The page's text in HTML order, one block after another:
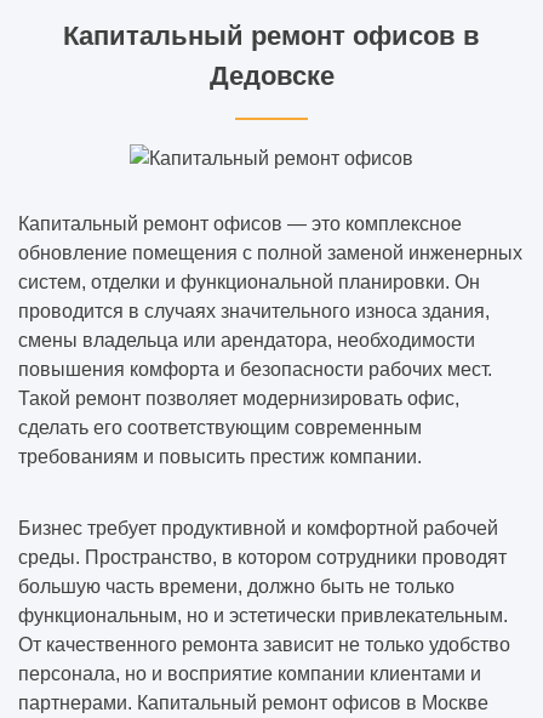
Капитальный ремонт офисов в
Дедовске
Капитальный ремонт офисов — это комплексное
обновление помещения с полной заменой инженерных
систем, отделки и функциональной планировки. Он
проводится в случаях значительного износа здания,
смены владельца или арендатора, необходимости
повышения комфорта и безопасности рабочих мест.
Такой ремонт позволяет модернизировать офис,
сделать его соответствующим современным
требованиям и повысить престиж компании.
Бизнес требует продуктивной и комфортной рабочей
среды. Пространство, в котором сотрудники проводят
большую часть времени, должно быть не только
функциональным, но и эстетически привлекательным.
От качественного ремонта зависит не только удобство
персонала, но и восприятие компании клиентами и
партнерами. Капитальный ремонт офисов в Москве